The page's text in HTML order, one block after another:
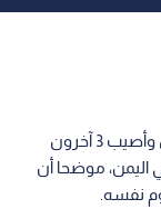
أعلن الجيش الأميركي، الأحد، أن جنديا أميركيا قتل وأصيب 3 آخرون
اليمن، موضحا أن